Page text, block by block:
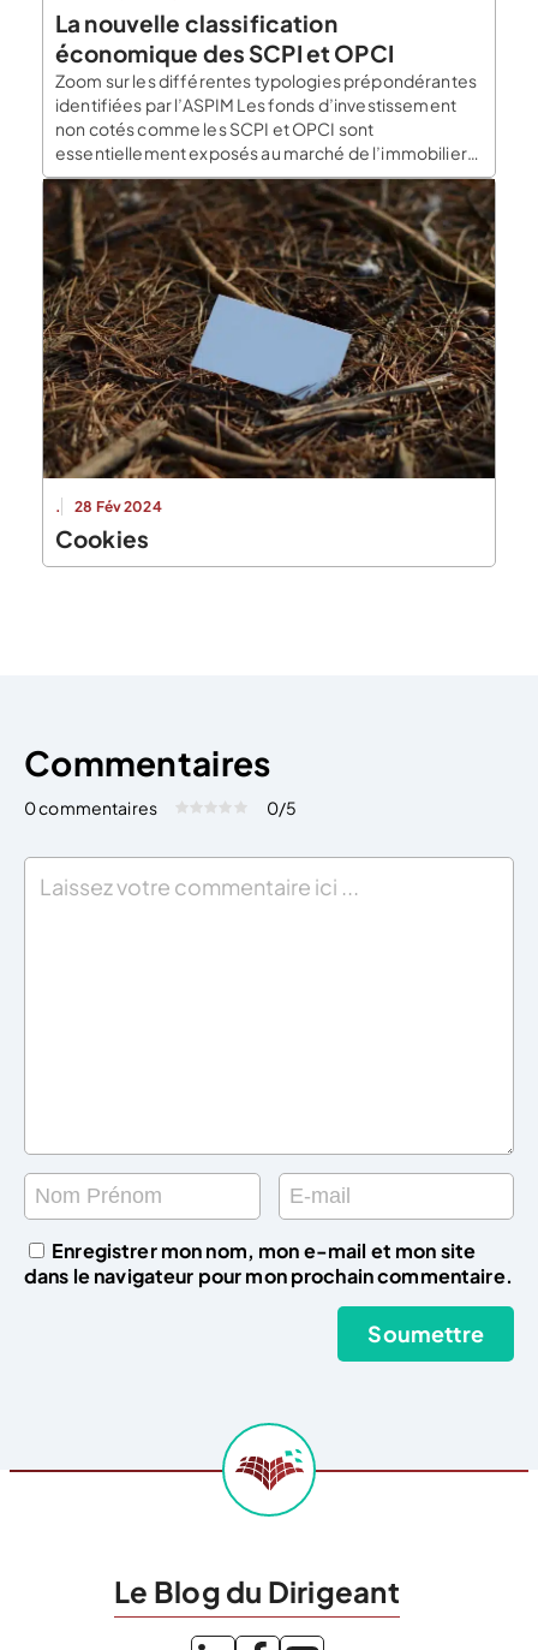
La nouvelle classification
économique des SCPI et OPCI
Zoom sur les différentes typologies prépondérantes
identifiées par l’ASPIM Les fonds d’investissement
non cotés comme les SCPI et OPCI sont
essentiellement exposés au marché de l’immobilier
tertiaire. Elles investissent aujourd’hui dans d’autres
secteurs porteurs dans l’objectif de diversifier
davantage leurs patrimoines immobiliers. L’ASPIM a
ainsi identifié les thématiques visées par les SCPI qui
connaissent une […]
. 28 Fév 2024
Cookies
Commentaires
0 commentaires Évaluez cet article:
0/5
Enregistrer mon nom, mon e-mail et mon site
dans le navigateur pour mon prochain commentaire.
Le Blog du Dirigeant